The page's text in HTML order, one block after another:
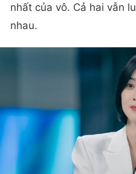
nhất của vô. Cả hai vẫn
nhau.